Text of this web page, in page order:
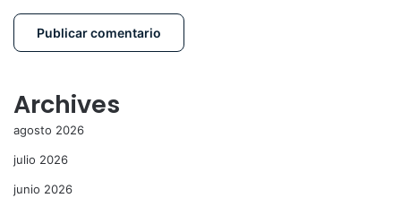
Archives
agosto 2026
julio 2026
junio 2026